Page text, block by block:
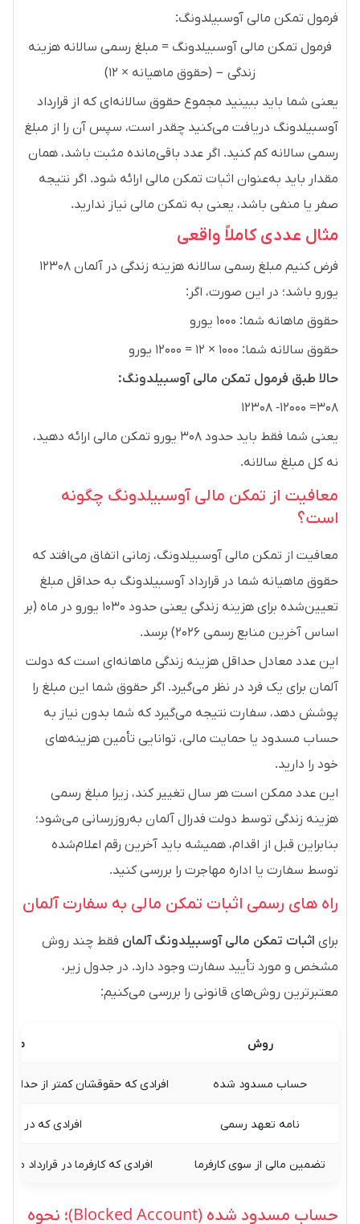
فرمول تمکن مالی آوسبیلدونگ:
فرمول تمکن مالی آوسبیلدونگ = مبلغ رسمی سالانه هزینه
زندگی − (حقوق ماهیانه × ۱۲)
یعنی شما باید ببینید مجموع حقوق سالانه‌ای که از قرارداد
آوسبیلدونگ دریافت می‌کنید چقدر است، سپس آن را از مبلغ
رسمی سالانه کم کنید. اگر عدد باقی‌مانده مثبت باشد، همان
مقدار باید به‌عنوان اثبات تمکن مالی ارائه شود. اگر نتیجه
صفر یا منفی باشد، یعنی به تمکن مالی نیاز ندارید.
مثال عددی کاملاً واقعی
فرض کنیم مبلغ رسمی سالانه هزینه زندگی در آلمان ۱۲۳۰۸
یورو باشد؛ در این صورت، اگر:
حقوق ماهانه شما: ۱۰۰۰ یورو
حقوق سالانه شما: ۱۰۰۰ × ۱۲ = ۱۲۰۰۰ یورو
حالا طبق فرمول تمکن مالی آوسبیلدونگ:
۳۰۸= ۱۲۰۰۰- ۱۲۳۰۸
یعنی شما فقط باید حدود ۳۰۸ یورو تمکن مالی ارائه دهید،
نه کل مبلغ سالانه.
معافیت از تمکن مالی آوسبیلدونگ چگونه
است؟
معافیت از تمکن مالی آوسبیلدونگ، زمانی اتفاق می‌افتد که
حقوق ماهیانه شما در قرارداد آوسبیلدونگ به حداقل مبلغ
تعیین‌شده برای هزینه زندگی یعنی حدود ۱۰۳۰ یورو در ماه (بر
اساس آخرین منابع رسمی ۲۰۲۶) برسد.
این عدد معادل حداقل هزینه زندگی ماهانه‌ای است که دولت
آلمان برای یک فرد در نظر می‌گیرد. اگر حقوق شما این مبلغ را
پوشش دهد، سفارت نتیجه می‌گیرد که شما بدون نیاز به
حساب مسدود یا حمایت مالی، توانایی تأمین هزینه‌های
خود را دارید.
این عدد ممکن است هر سال تغییر کند، زیرا مبلغ رسمی
هزینه زندگی توسط دولت فدرال آلمان به‌روزرسانی می‌شود؛
بنابراین قبل از اقدام، همیشه باید آخرین رقم اعلام‌شده
توسط سفارت یا اداره مهاجرت را بررسی کنید.
راه های رسمی اثبات تمکن مالی به سفارت آلمان
برای اثبات تمکن مالی آوسبیلدونگ آلمان فقط چند روش
مشخص و مورد تأیید سفارت وجود دارد. در جدول زیر،
معتبرترین روش‌های قانونی را بررسی می‌کنیم:
روش
حساب مسدود شده افرادی که حقوقشان کمتر از
نامه تعهد رسمی افرادی که در
تضمین مالی از سوی کارفرما افرادی که کارفرما در قرارداد
حساب مسدود شده (Blocked Account)؛ نحوه